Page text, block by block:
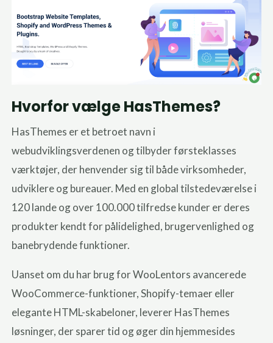
Hvorfor vælge HasThemes?
HasThemes er et betroet navn i
webudviklingsverdenen og tilbyder førsteklasses
værktøjer, der henvender sig til både virksomheder,
udviklere og bureauer. Med en global tilstedeværelse i
120 lande og over 100.000 tilfredse kunder er deres
produkter kendt for pålidelighed, brugervenlighed og
banebrydende funktioner.
Uanset om du har brug for WooLentors avancerede
WooCommerce-funktioner, Shopify-temaer eller
elegante HTML-skabeloner, leverer HasThemes
løsninger, der sparer tid og øger din hjemmesides